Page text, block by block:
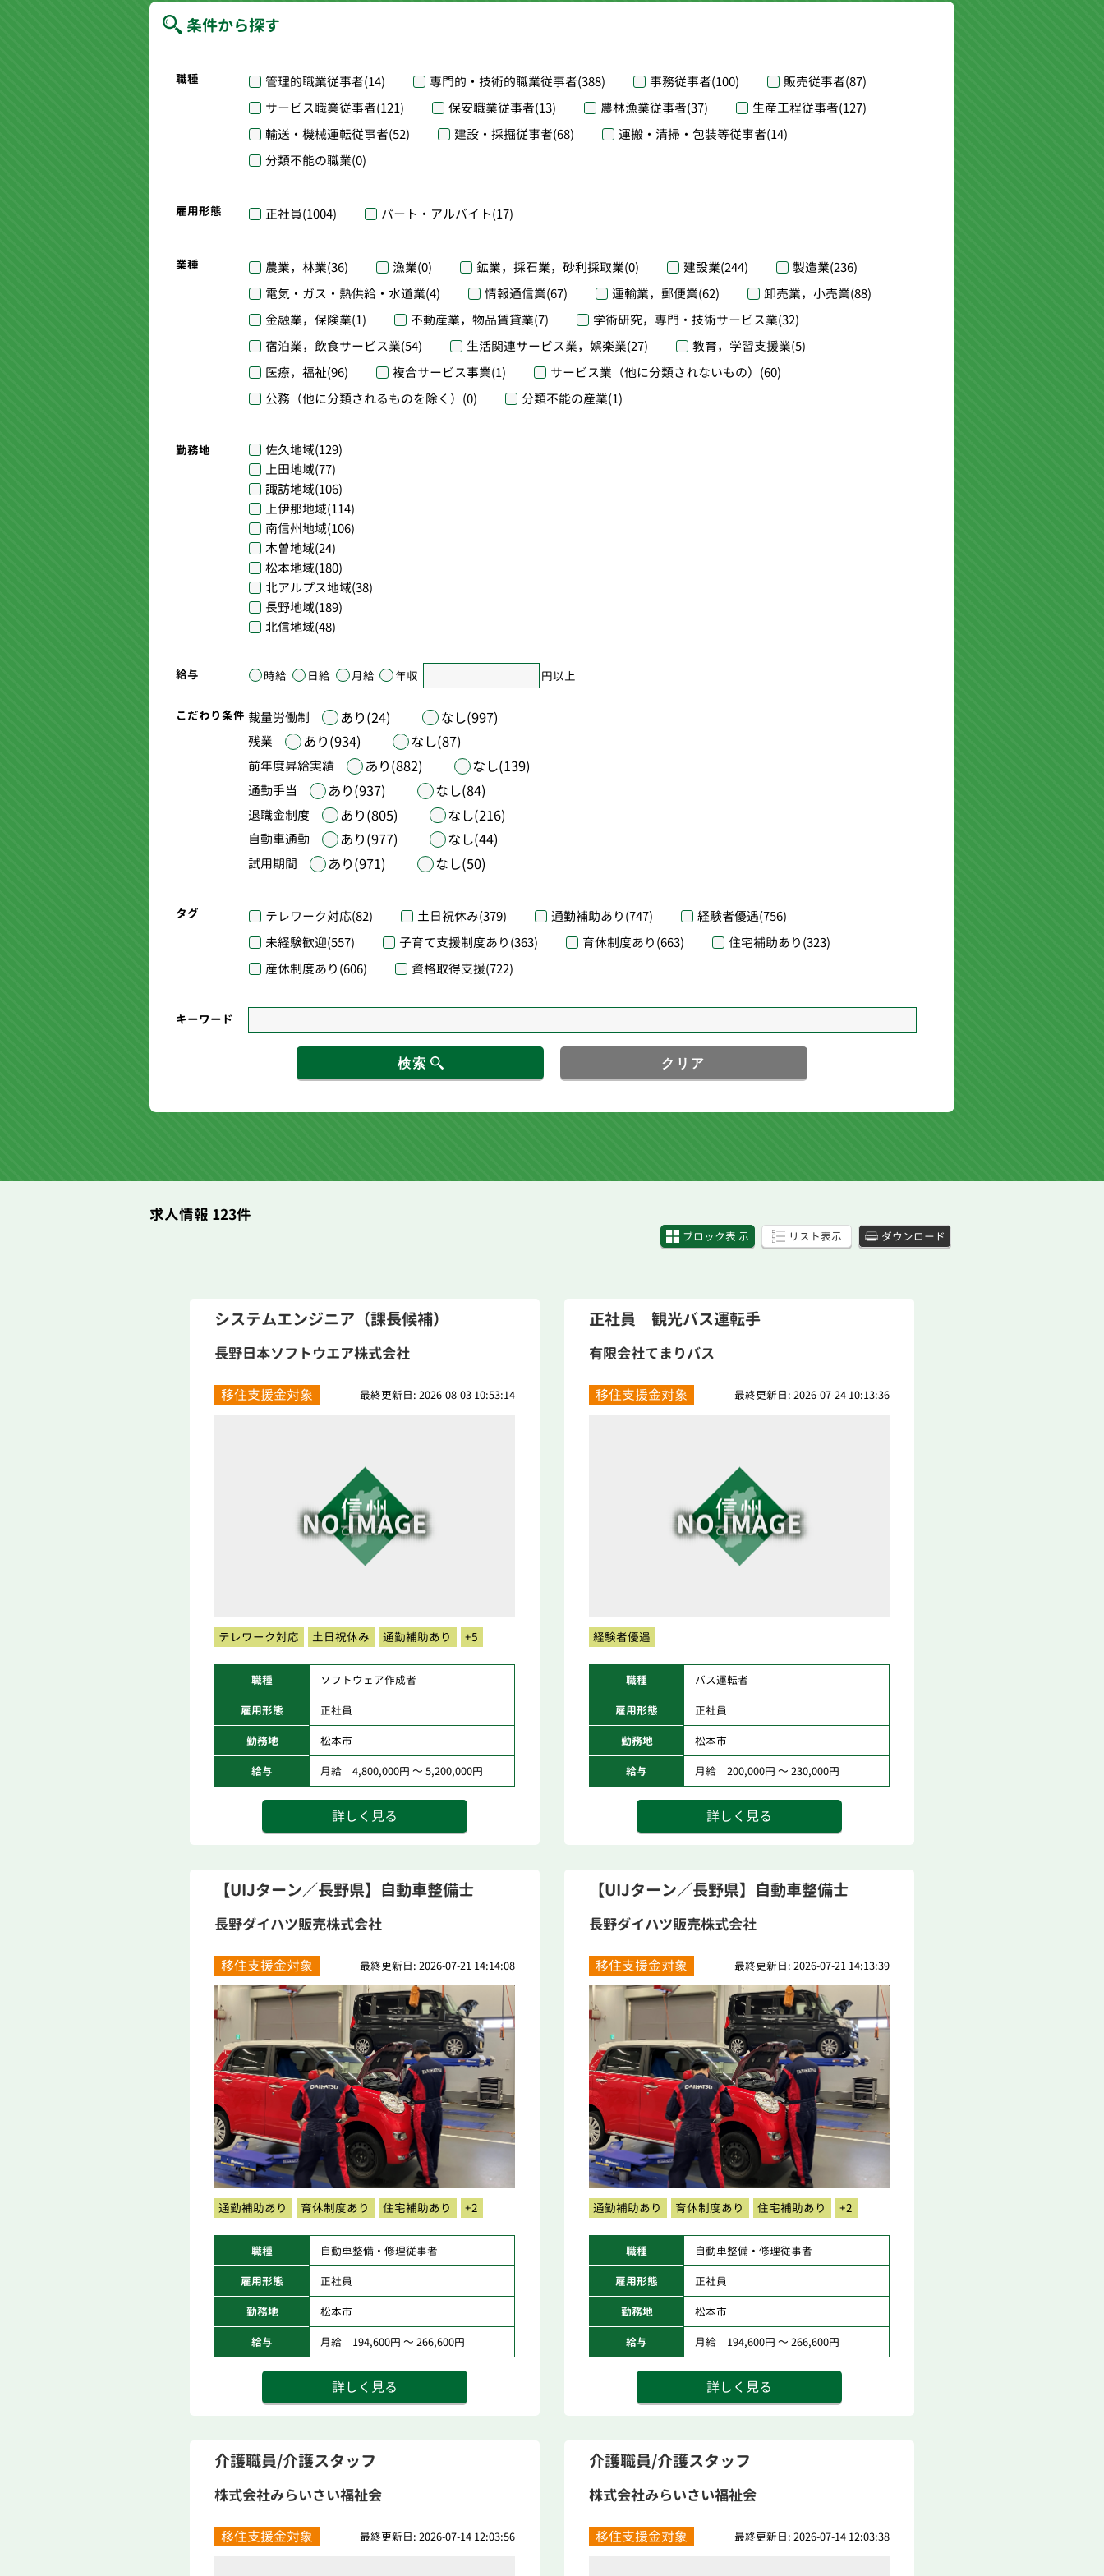
条件から探す
職種 管理的職業従事者(14) 専門的・技術的職業従事者(388) 事務従事者(100) 販売従事者(87)
サービス職業従事者(121) 保安職業従事者(13) 農林漁業従事者(37) 生産工程従事者(127)
輸送・機械運転従事者(52) 建設・採掘従事者(68) 運搬・清掃・包装等従事者(14)
分類不能の職業(0)
雇用形態 正社員(1004) パート・アルバイト(17)
業種 農業，林業(36) 漁業(0) 鉱業，採石業，砂利採取業(0) 建設業(244) 製造業(236)
電気・ガス・熱供給・水道業(4) 情報通信業(67) 運輸業，郵便業(62) 卸売業，小売業(88)
金融業，保険業(1) 不動産業，物品賃貸業(7) 学術研究，専門・技術サービス業(32)
宿泊業，飲食サービス業(54) 生活関連サービス業，娯楽業(27) 教育，学習支援業(5)
医療，福祉(96) 複合サービス事業(1) サービス業（他に分類されないもの） (60)
公務（他に分類されるものを除く） (0) 分類不能の産業(1)
勤務地 佐久地域(129)
上田地域(77)
諏訪地域(106)
上伊那地域(114)
南信州地域(106)
木曽地域(24)
松本地域(180)
北アルプス地域(38)
長野地域(189)
北信地域(48)
給与 時給 日給 月給 年収 円以上
こだわり条件 裁量労働制 あり(24) なし(997)
残業 あり(934) なし(87)
前年度昇給実績 あり(882) なし(139)
通勤手当 あり(937) なし(84)
退職金制度 あり(805) なし(216)
自動車通勤 あり(977) なし(44)
試用期間 あり(971) なし(50)
タグ テレワーク対応(82) 土日祝休み(379) 通勤補助あり(747) 経験者優遇(756)
未経験歓迎(557) 子育て支援制度あり(363) 育休制度あり(663) 住宅補助あり(323)
産休制度あり(606) 資格取得支援(722)
キーワード
検索 クリア
求人情報 123件
ブロック表 示 リスト表示 ダウンロード
システムエンジニア（課長候補）
長野日本ソフトウエア株式会社
移住支援金対象 最終更新日: 2026-08-03 10:53:14
テレワーク対応 土日祝休み 通勤補助あり +5
職種 ソフトウェア作成者
雇用形態 正社員
勤務地 松本市
給与 月給 4,800,000円 ～ 5,200,000円
詳しく見る
正社員 観光バス運転手
有限会社てまりバス
移住支援金対象 最終更新日: 2026-07-24 10:13:36
経験者優遇
職種 バス運転者
雇用形態 正社員
勤務地 松本市
給与 月給 200,000円 ～ 230,000円
詳しく見る
【UIJターン／長野県】自動車整備士
長野ダイハツ販売株式会社
移住支援金対象 最終更新日: 2026-07-21 14:14:08
通勤補助あり 育休制度あり 住宅補助あり +2
職種 自動車整備・修理従事者
雇用形態 正社員
勤務地 松本市
給与 月給 194,600円 ～ 266,600円
詳しく見る
【UIJターン／長野県】自動車整備士
長野ダイハツ販売株式会社
移住支援金対象 最終更新日: 2026-07-21 14:13:39
通勤補助あり 育休制度あり 住宅補助あり +2
職種 自動車整備・修理従事者
雇用形態 正社員
勤務地 松本市
給与 月給 194,600円 ～ 266,600円
詳しく見る
介護職員/介護スタッフ
株式会社みらいさい福祉会
移住支援金対象 最終更新日: 2026-07-14 12:03:56
介護職員/介護スタッフ
株式会社みらいさい福祉会
移住支援金対象 最終更新日: 2026-07-14 12:03:38